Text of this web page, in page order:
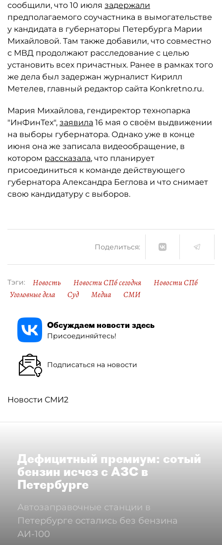
сообщили, что 10 июля задержали
предполагаемого соучастника в вымогательстве
у кандидата в губернаторы Петербурга Марии
Михайловой. Там также добавили, что совместно
с МВД продолжают расследование с целью
установить всех причастных. Ранее в рамках того
же дела был задержан журналист Кирилл
Метелев, главный редактор сайта Konkretno.ru.
Мария Михайлова, гендиректор технопарка
"ИнФинТех", заявила 16 мая о своём выдвижении
на выборы губернатора. Однако уже в конце
июня она же записала видеообращение, в
котором рассказала, что планирует
присоединиться к команде действующего
губернатора Александра Беглова и что снимает
свою кандидатуру с выборов.
Поделиться:
Тэги: Новость Новости СПб сегодня
Новости СПб
Уголовные дела
Суд Медиа СМИ
Обсуждаем новости здесь
Присоединяйтесь!
Подписаться на новости
Новости СМИ2
Дефицитный премиум: сотый
бензин исчез с АЗС в
Петербурге
Автозаправочные станции в
Петербурге остались без бензина
АИ-100